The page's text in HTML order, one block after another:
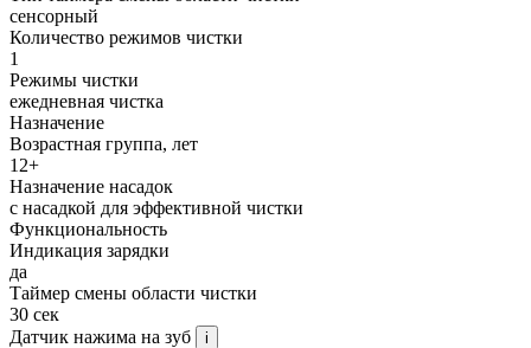
сенсорный
Количество режимов чистки
1
Режимы чистки
ежедневная чистка
Назначение
Возрастная группа, лет
12+
Назначение насадок
с насадкой для эффективной чистки
Функциональность
Индикация зарядки
да
Таймер смены области чистки
30 сек
Датчик нажима на зуб
i